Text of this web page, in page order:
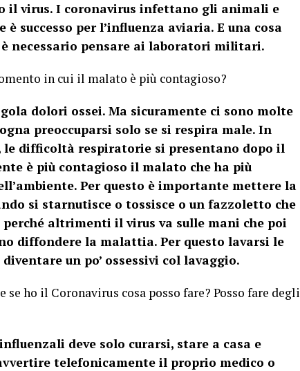
il virus. I coronavirus infettano gli animali e
successo per l’influenza aviaria. E una cosa
necessario pensare ai laboratori militari.
in cui il malato è più contagioso?
dolori ossei. Ma sicuramente ci sono molte
preoccuparsi solo se si respira male. In
le difficoltà respiratorie si presentano dopo il
è più contagioso il malato che ha più
Per questo è importante mettere la
si starnutisce o tossisce o un fazzoletto che
altrimenti il virus va sulle mani che poi
diffondere la malattia. Per questo lavarsi le
un po’ ossessivi col lavaggio.
ho il Coronavirus cosa posso fare? Posso fare degli
deve solo curarsi, stare a casa e
telefonicamente il proprio medico o